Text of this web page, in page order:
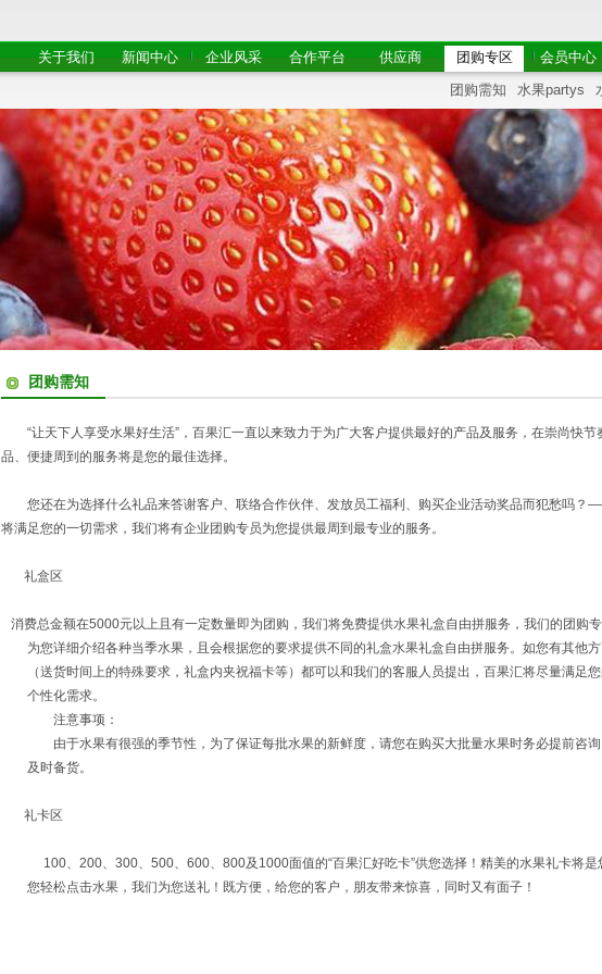
关于我们 新闻中心 企业风采 合作平台 供应商
团购专区
团购需知
水果partys
会员中心
团购需知
“让天下人享受水果好生活”，百果汇一直以来致力于为广大客户提供最好的产品及服务，在崇尚快
品、便捷周到的服务将是您的最佳选择。
您还在为选择什么礼品来答谢客户、联络合作伙伴、发放员工福利、购买企业活动奖品而犯愁吗？
将满足您的一切需求，我们将有企业团购专员为您提供最周到最专业的服务。
礼盒区
消费总金额在5000元以上且有一定数量即为团购，我们将免费提供水果礼盒自由拼服务，我们的团购
为您详细介绍各种当季水果，且会根据您的要求提供不同的礼盒水果礼盒自由拼服务。如您有其他
（送货时间上的特殊要求，礼盒内夹祝福卡等）都可以和我们的客服人员提出，百果汇将尽量满足
个性化需求。
注意事项：
由于水果有很强的季节性，为了保证每批水果的新鲜度，请您在购买大批量水果时务必提前咨询
及时备货。
礼卡区
100、200、300、500、600、800及1000面值的“百果汇好吃卡”供您选择！精美的水果礼卡将是
您轻松点击水果，我们为您送礼！既方便，给您的客户，朋友带来惊喜，同时又有面子！